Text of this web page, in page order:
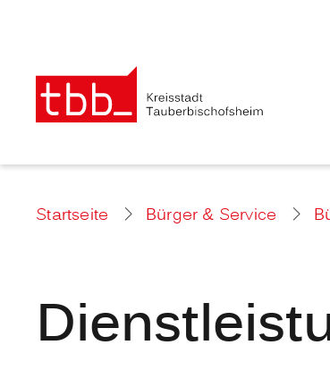
Startseite Bürger & Service